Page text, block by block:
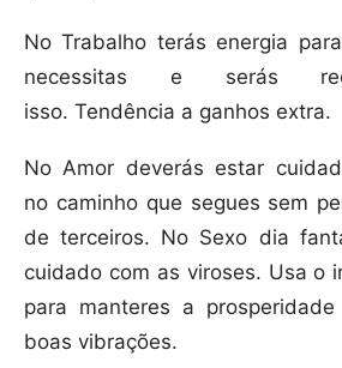
No Trabalho terás energia
necessitas e serás
isso. Tendência a ganhos extra.
No Amor deverás estar
no caminho que segues sem
de terceiros. No Sexo dia
cuidado com as viroses. Usa o
para manteres a
boas vibrações.